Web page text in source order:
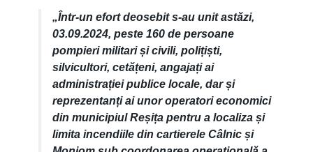
„Într-un efort deosebit s-au unit astăzi,
03.09.2024, peste 160 de persoane
pompieri militari și civili, polițiști,
silvicultori, cetățeni, angajați ai
administrației publice locale, dar și
reprezentanți ai unor operatori economici
din municipiul Reșița pentru a localiza și
limita incendiile din cartierele Câlnic și